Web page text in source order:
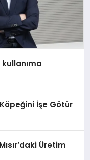
İşe Götür
Üretim